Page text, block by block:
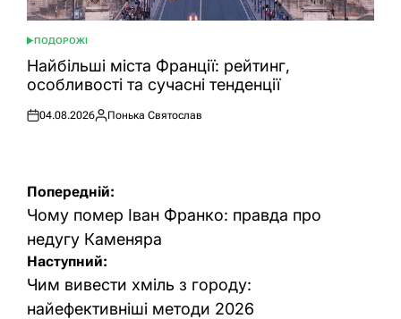
ОПУБЛІКУВАТИ
У
ПОДОРОЖІ
Найбільші міста Франції: рейтинг,
особливості та сучасні тенденції
Оприлюднено
04.08.2026
Опубліковано
Понька Святослав
Навігація
записів
Попередній:
Чому помер Іван Франко: правда про
недугу Каменяра
Наступний:
Чим вивести хміль з городу:
найефективніші методи 2026